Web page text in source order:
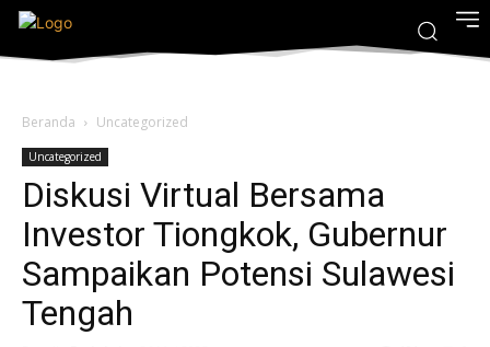
Beranda Uncategorized
Uncategorized
Diskusi Virtual Bersama
Investor Tiongkok, Gubernur
Sampaikan Potensi Sulawesi
Tengah